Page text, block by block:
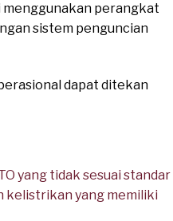
menggunakan perangkat
sistem penguncian
dapat ditekan
yang tidak sesuai standar
kelistrikan yang memiliki